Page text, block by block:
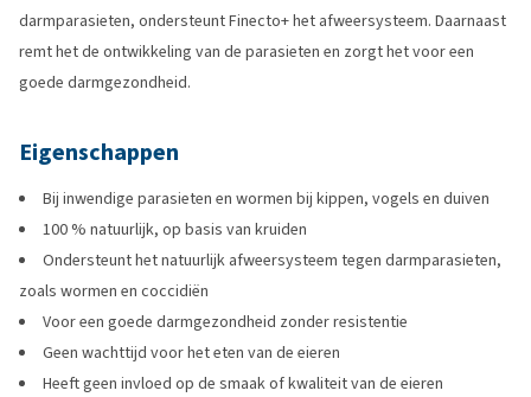
darmparasieten, ondersteunt Finecto+ het afweersysteem. Daarnaast
remt het de ontwikkeling van de parasieten en zorgt het voor een
goede darmgezondheid.
Eigenschappen
Bij inwendige parasieten en wormen bij kippen, vogels en duiven
100 % natuurlijk, op basis van kruiden
Ondersteunt het natuurlijk afweersysteem tegen darmparasieten,
zoals wormen en coccidiën
Voor een goede darmgezondheid zonder resistentie
Geen wachttijd voor het eten van de eieren
Heeft geen invloed op de smaak of kwaliteit van de eieren